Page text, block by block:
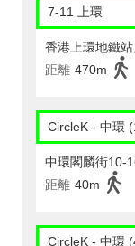
7-11 上環
香港上環地鐵
距離 470m
CircleK - 中環
中環閣麟街10-
距離 40m
CircleK - 中環